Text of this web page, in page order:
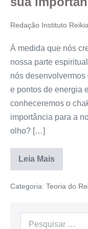
Redação Instituto
À medida que nós
nossa parte
nós
e pontos de energia
conheceremos o
importância para a
olho? […]
Leia Mais
Categoria: Teoria do